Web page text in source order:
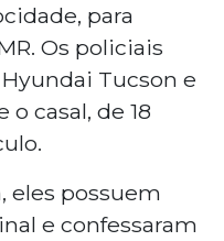
para
Os policiais
Tucson e
casal, de 18
eles possuem
e confessaram